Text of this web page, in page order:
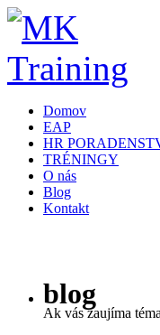
Domov
EAP
HR
TRÉNINGY
O nás
Blog
Kontakt
blog
Ak vás zaujíma